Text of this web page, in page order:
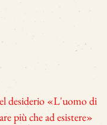
desiderio «L'uomo di
più che ad esistere»